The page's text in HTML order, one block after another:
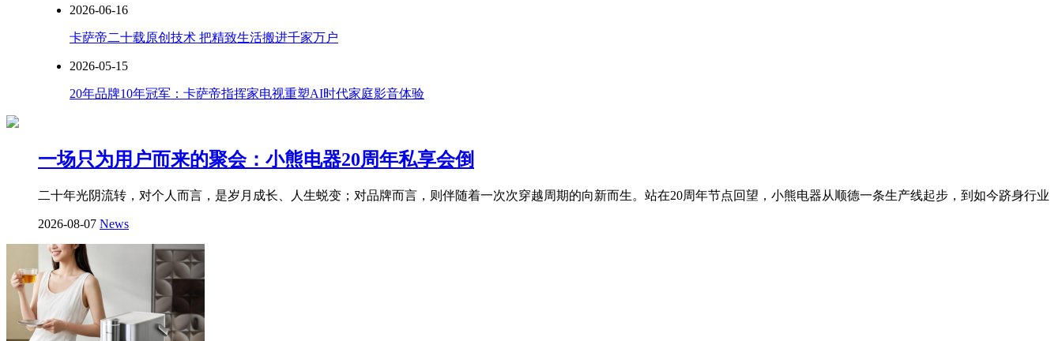
2026-06-16
卡萨帝二十载原创技术 把精致生活搬进千家万户
2026-05-15
20年品牌10年冠军：卡萨帝指挥家电视重塑AI时代家庭影音体验
一场只为用户而来的聚会：小熊电器20周年私享会倒
二十年光阴流转，对个人而言，是岁月成长、人生蜕变；对品牌而言，则伴随着一次次穿越周期的向新而生。站在20周年节点回望，小熊电器从顺德一条生产线起步，到如今跻身行业
2026-08-07 News